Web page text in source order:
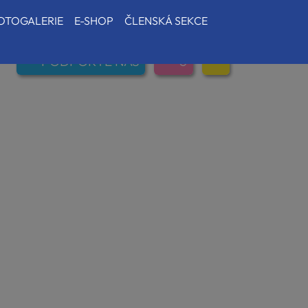
E-SHOP ČLENSKÁ SEKCE
PODPOŘTE NÁS 0